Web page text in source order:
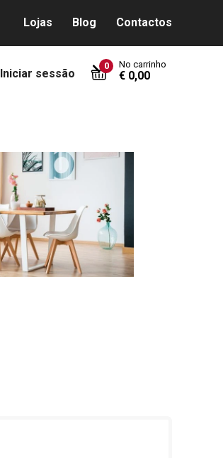
Lojas Blog Contactos
Iniciar sessão
0 No carrinho
€ 0,00